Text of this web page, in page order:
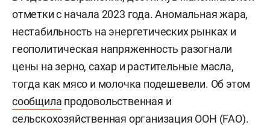
отметки с начала 2023 года. Аномальная жара,
нестабильность на энергетических рынках и
геополитическая напряженность разогнали
цены на зерно, сахар и растительные масла,
тогда как мясо и молочка подешевели. Об этом
сообщила продовольственная и
сельскохозяйственная организация ООН (FAO).